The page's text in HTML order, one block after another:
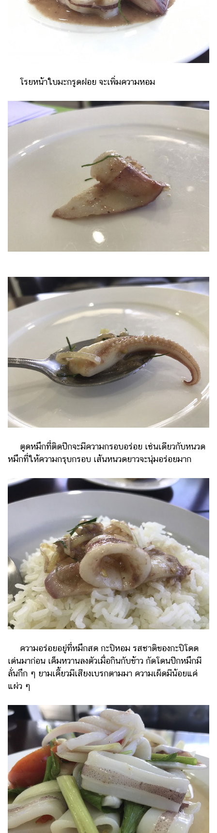
โรยหน้าใบมะกรูดฝอย จะเพิ่มความหอม
ตูดหมึกที่ติดปีกจะมีความกรอบอร่อย เช่นเดียวกับหนวด
หมึกที่ให้ความกรุบกรอบ เส้นหนวดยาวจะนุ่มอร่อยมาก
ความอร่อยอยู่ที่หมึกสด กะปิหอม รสชาติของกะปิโดด
เด่นมาก่อน เค็มหวานลงตัวเมื่อกินกับข้าว กัดโดนปีกหมึกมี
ลั่นกึก ๆ ยามเคี้ยวมีเสียงเบรกตามมา ความเผ็ดมีน้อยแค่
แผ่ว ๆ